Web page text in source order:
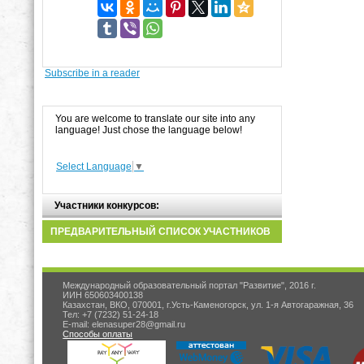
Subscribe in a reader
You are welcome to translate our site into any
language! Just chose the language below!
Select Language ▼
Участники конкурсов:
ПРЕДВАРИТЕЛЬНЫЙ СПИСОК УЧАСТНИКОВ
Международный образовательный портал "Развитие", 2016 г.
ИИН 650603400138
Казахстан, ВКО, 070001, г.Усть-Каменогорск, ул. 1-я Автогаражная, 36
Тел: +7 (7232) 51-24-18
E-mail: elenasuper28@gmail.ru
Способы оплаты